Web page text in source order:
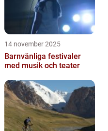
14 november 2025
Barnvänliga festivaler
med musik och teater